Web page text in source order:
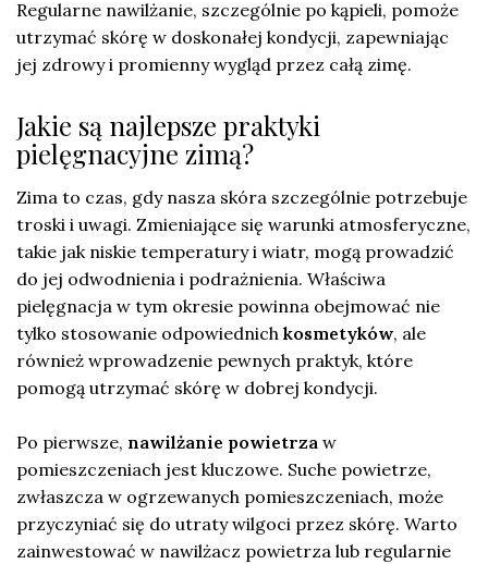
Regularne nawilżanie, szczególnie po kąpieli, pomoże
utrzymać skórę w doskonałej kondycji, zapewniając
jej zdrowy i promienny wygląd przez całą zimę.
Jakie są najlepsze praktyki
pielęgnacyjne zimą?
Zima to czas, gdy nasza skóra szczególnie potrzebuje
troski i uwagi. Zmieniające się warunki atmosferyczne,
takie jak niskie temperatury i wiatr, mogą prowadzić
do jej odwodnienia i podrażnienia. Właściwa
pielęgnacja w tym okresie powinna obejmować nie
tylko stosowanie odpowiednich kosmetyków, ale
również wprowadzenie pewnych praktyk, które
pomogą utrzymać skórę w dobrej kondycji.
Po pierwsze, nawilżanie powietrza w
pomieszczeniach jest kluczowe. Suche powietrze,
zwłaszcza w ogrzewanych pomieszczeniach, może
przyczyniać się do utraty wilgoci przez skórę. Warto
zainwestować w nawilżacz powietrza lub regularnie